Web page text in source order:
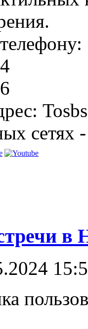
сетях
в